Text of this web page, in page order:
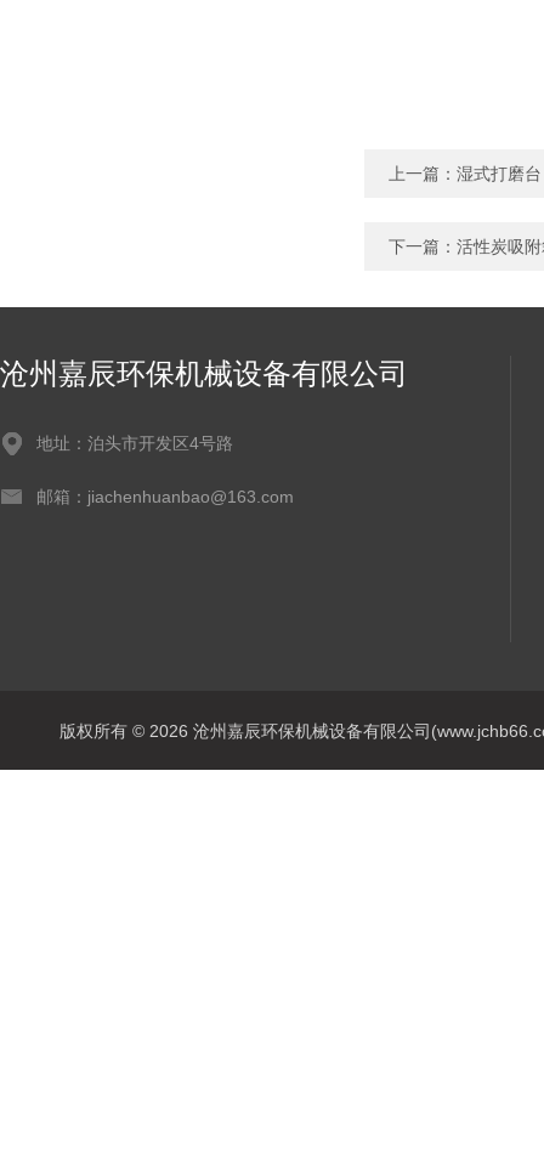
上一篇： 湿式打磨
下一篇： 活性炭吸
沧州嘉辰环保机械设备有限公司
地址：泊头市开发区4号路
邮箱：jiachenhuanbao@163.com
版权所有 © 2026 沧州嘉辰环保机械设备有限公司